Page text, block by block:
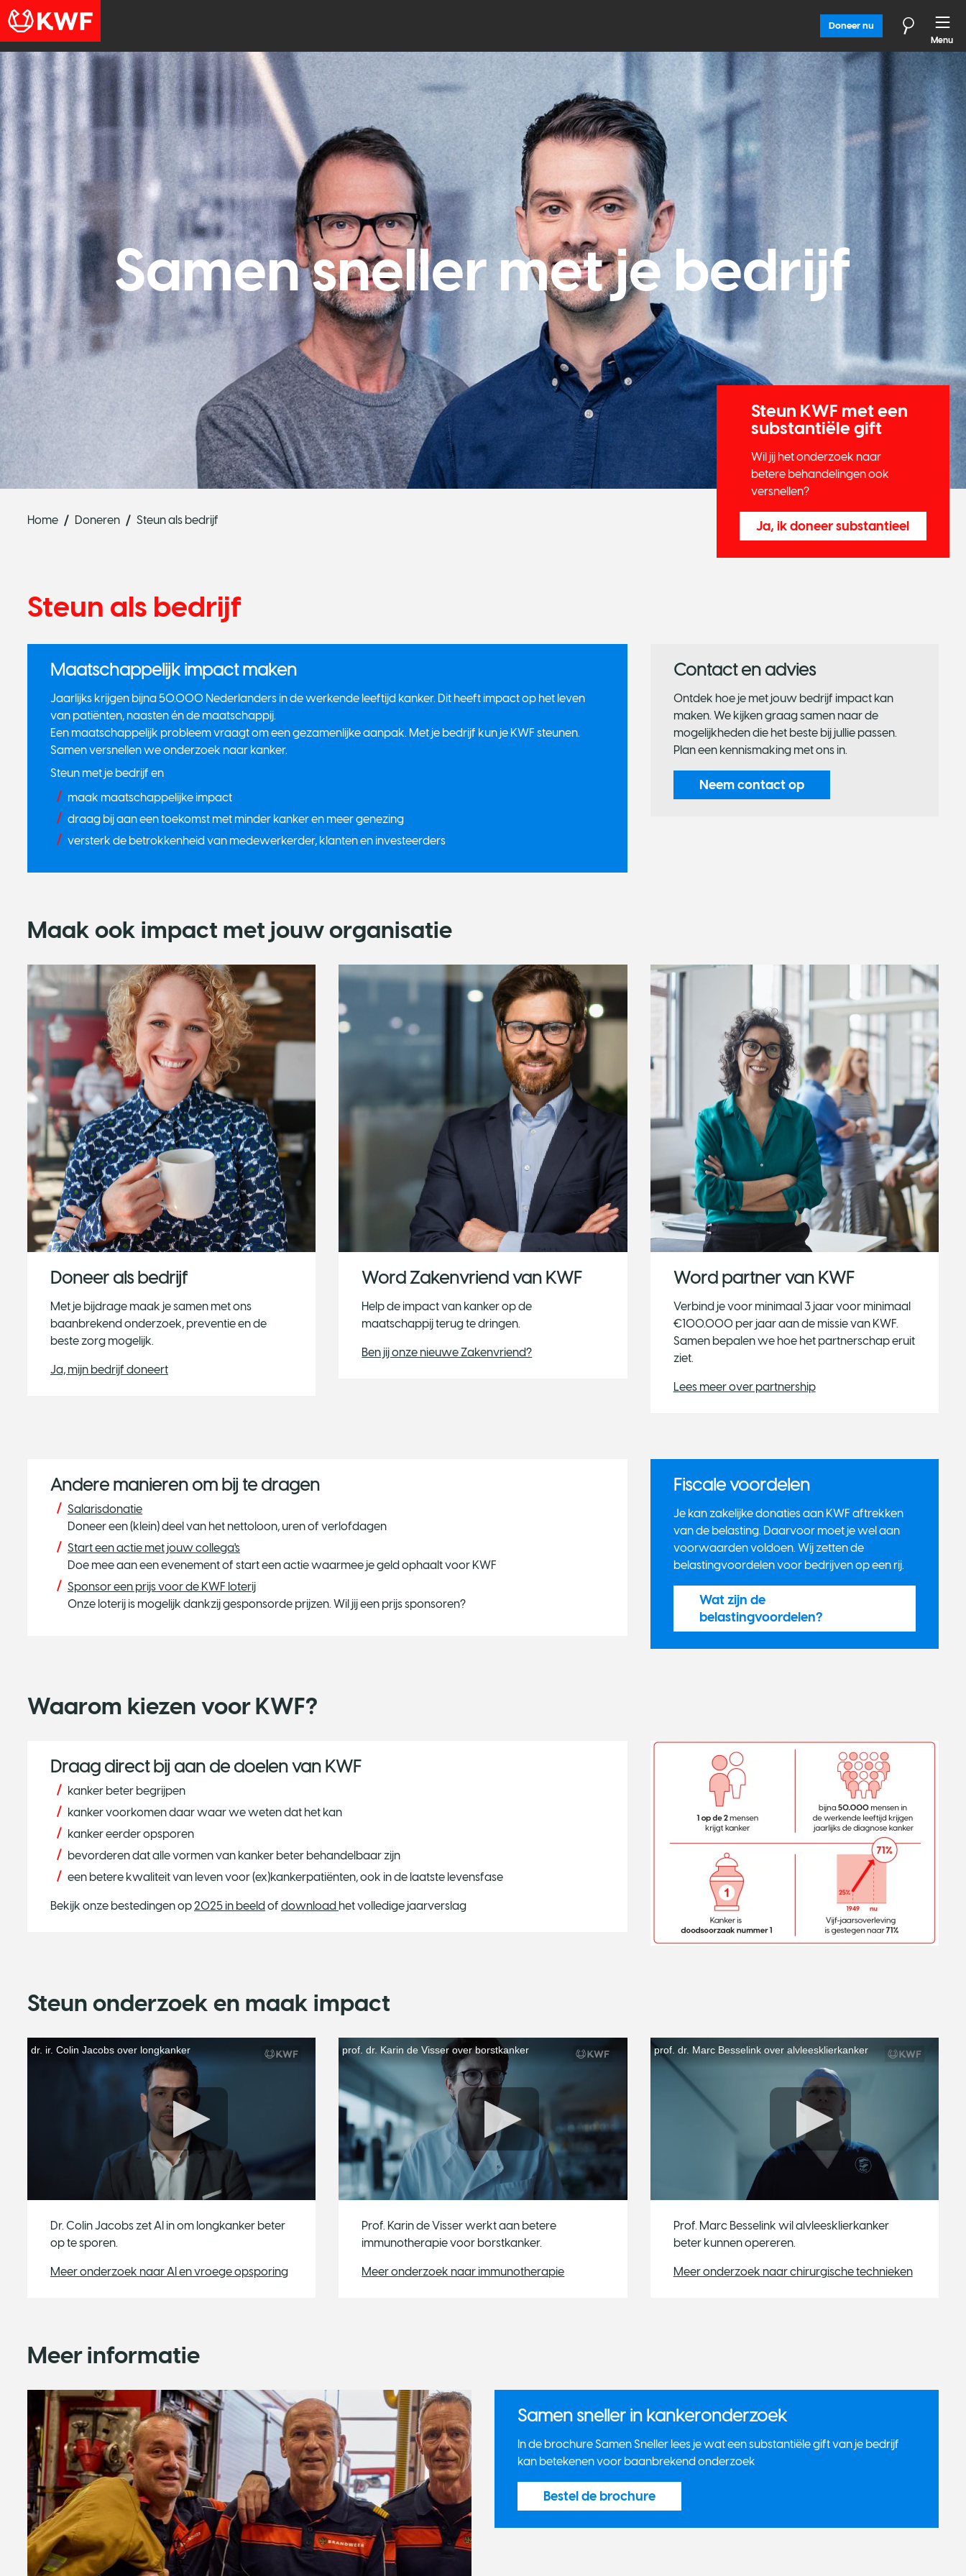
Doneer nu
Menu
Samen sneller met je bedrijf
Steun KWF met een
substantiële gift
Wil jij het onderzoek naar
betere behandelingen ook
versnellen?
Ja, ik doneer substantieel
Home Doneren Steun als bedrijf
Steun als bedrijf
Maatschappelijk impact maken
Jaarlijks krijgen bijna 50.000 Nederlanders in de werkende leeftijd kanker. Dit heeft impact op het leven
van patiënten, naasten én de maatschappij.
Een maatschappelijk probleem vraagt om een gezamenlijke aanpak. Met je bedrijf kun je KWF steunen.
Samen versnellen we onderzoek naar kanker.
Steun met je bedrijf en
maak maatschappelijke impact
draag bij aan een toekomst met minder kanker en meer genezing
versterk de betrokkenheid van medewerkerder, klanten en investeerders
Contact en advies
Ontdek hoe je met jouw bedrijf impact kan
maken. We kijken graag samen naar de
mogelijkheden die het beste bij jullie passen.
Plan een kennismaking met ons in.
Neem contact op
Maak ook impact met jouw organisatie
Doneer als bedrijf
Met je bijdrage maak je samen met ons
baanbrekend onderzoek, preventie en de
beste zorg mogelijk.
Ja, mijn bedrijf doneert
Word Zakenvriend van KWF
Help de impact van kanker op de
maatschappij terug te dringen.
Ben jij onze nieuwe Zakenvriend?
Word partner van KWF
Verbind je voor minimaal 3 jaar voor minimaal
€100.000 per jaar aan de missie van KWF.
Samen bepalen we hoe het partnerschap eruit
ziet.
Lees meer over partnership
Andere manieren om bij te dragen
Salarisdonatie
Doneer een (klein) deel van het nettoloon, uren of verlofdagen
Start een actie met jouw collega's
Doe mee aan een evenement of start een actie waarmee je geld ophaalt voor KWF
Sponsor een prijs voor de KWF loterij
Onze loterij is mogelijk dankzij gesponsorde prijzen. Wil jij een prijs sponsoren?
Fiscale voordelen
Je kan zakelijke donaties aan KWF aftrekken
van de belasting. Daarvoor moet je wel aan
voorwaarden voldoen. Wij zetten de
belastingvoordelen voor bedrijven op een rij.
Wat zijn de
belastingvoordelen?
Waarom kiezen voor KWF?
Draag direct bij aan de doelen van KWF
kanker beter begrijpen
kanker voorkomen daar waar we weten dat het kan
kanker eerder opsporen
bevorderen dat alle vormen van kanker beter behandelbaar zijn
een betere kwaliteit van leven voor (ex)kankerpatiënten, ook in de laatste levensfase
Bekijk onze bestedingen op2025 in beeldof download het volledige jaarverslag
Steun onderzoek en maak impact
Dr. Colin Jacobs zet AI in om longkanker beter
op te sporen.
Meer onderzoek naar AI en vroege opsporing
Prof. Karin de Visser werkt aan betere
immunotherapie voor borstkanker.
Meer onderzoek naar immunotherapie
Prof. Marc Besselink wil alvleesklierkanker
beter kunnen opereren.
Meer onderzoek naar chirurgische technieken
Meer informatie
Samen sneller in kankeronderzoek
In de brochure Samen Sneller lees je wat een substantiële gift van je bedrijf
kan betekenen voor baanbrekend onderzoek
Bestel de brochure